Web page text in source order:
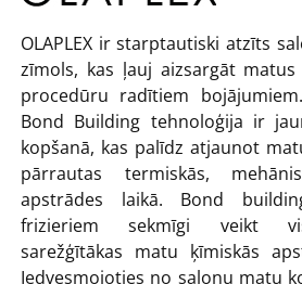
OLAPLEX ir starptautiski atzīts
zīmols, kas ļauj aizsargāt
procedūru radītiem
Bond Building tehnoloģija ir
kopšanā, kas palīdz atjaunot
pārrautas termiskās,
apstrādes laikā. Bond
frizieriem sekmīgi veikt
sarežģītākas matu ķīmiskās
Iedvesmojoties no salonu matu